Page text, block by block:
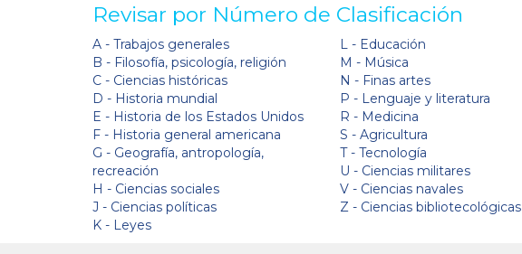
Revisar por Número de Clasificación
A - Trabajos generales
B - Filosofía, psicología, religión
C - Ciencias históricas
D - Historia mundial
E - Historia de los Estados Unidos
F - Historia general americana
G - Geografía, antropología,
recreación
H - Ciencias sociales
J - Ciencias políticas
K - Leyes
L - Educación
M - Música
N - Finas artes
P - Lenguaje y literatura
R - Medicina
S - Agricultura
T - Tecnología
U - Ciencias militares
V - Ciencias navales
Z - Ciencias bibliotecológicas